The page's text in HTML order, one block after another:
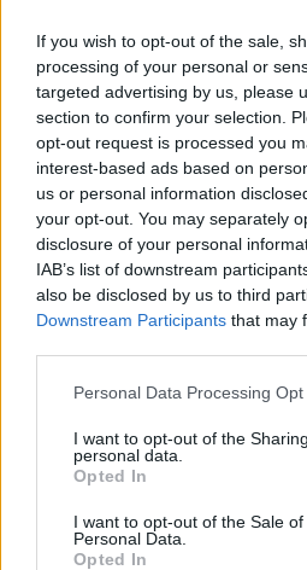
If you wish to opt-out of the sale,
processing of your personal or
targeted advertising by us, please
section to confirm your selection.
opt-out request is processed you
interest-based ads based on
us or personal information
your opt-out. You may separately
disclosure of your personal
IAB’s list of downstream
also be disclosed by us to third
Downstream Participants that may
Please note that this website/app
not limited to your visit or usage
grant or deny consent to Google
use your data for below specified
consent section.
Personal Data Processing
I want to opt-out of the
personal data.
Opted In
I want to opt-out of the Sale of
Personal Data.
Opted In
χρήματα «μέσα»;